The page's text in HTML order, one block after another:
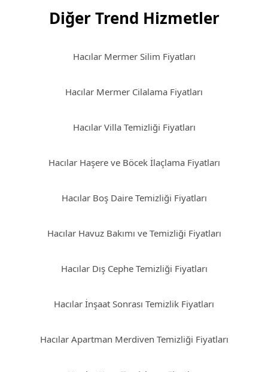
Diğer Trend Hizmetler
Hacılar Mermer Silim Fiyatları
Hacılar Mermer Cilalama Fiyatları
Hacılar Villa Temizliği Fiyatları
Hacılar Haşere ve Böcek İlaçlama Fiyatları
Hacılar Boş Daire Temizliği Fiyatları
Hacılar Havuz Bakımı ve Temizliği Fiyatları
Hacılar Dış Cephe Temizliği Fiyatları
Hacılar İnşaat Sonrası Temizlik Fiyatları
Hacılar Apartman Merdiven Temizliği Fiyatları